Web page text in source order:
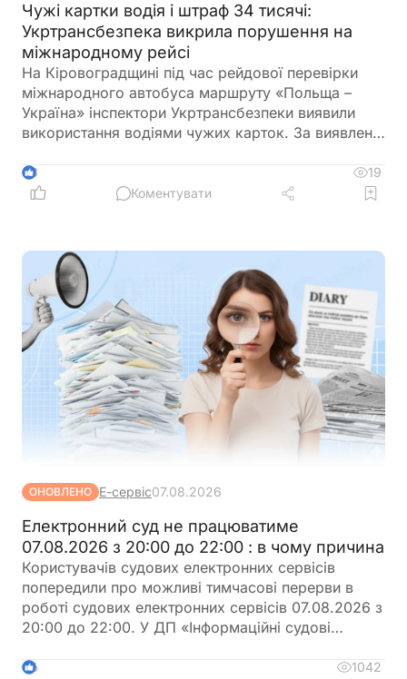
Чужі картки водія і штраф 34 тисячі:
Укртрансбезпека викрила порушення на
міжнародному рейсі
На Кіровоградщині під час рейдової перевірки
міжнародного автобуса маршруту «Польща –
Україна» інспектори Укртрансбезпеки виявили
використання водіями чужих карток. За виявлене
34 тис. грн
3
19
Коментувати
ОНОВЛЕНО Е-сервіс07.08.2026
Електронний суд не працюватиме
07.08.2026 з 20:00 до 22:00 : в чому причина
Користувачів судових електронних сервісів
попередили про можливі тимчасові перерви в
роботі судових електронних сервісів 07.08.2026 з
20:00 до 22:00. У ДП «Інформаційні судові
час планування роботи із сервісами
6
1042